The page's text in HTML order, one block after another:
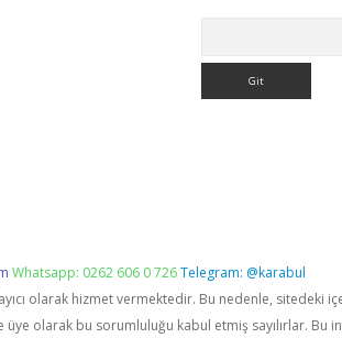
Whatsapp: 0262 606 0 726Telegram: @karabul
olarak hizmet vermektedir. Bu nedenle,
olarak bu sorumluluğu kabul etmiş sayılırlar. Bu